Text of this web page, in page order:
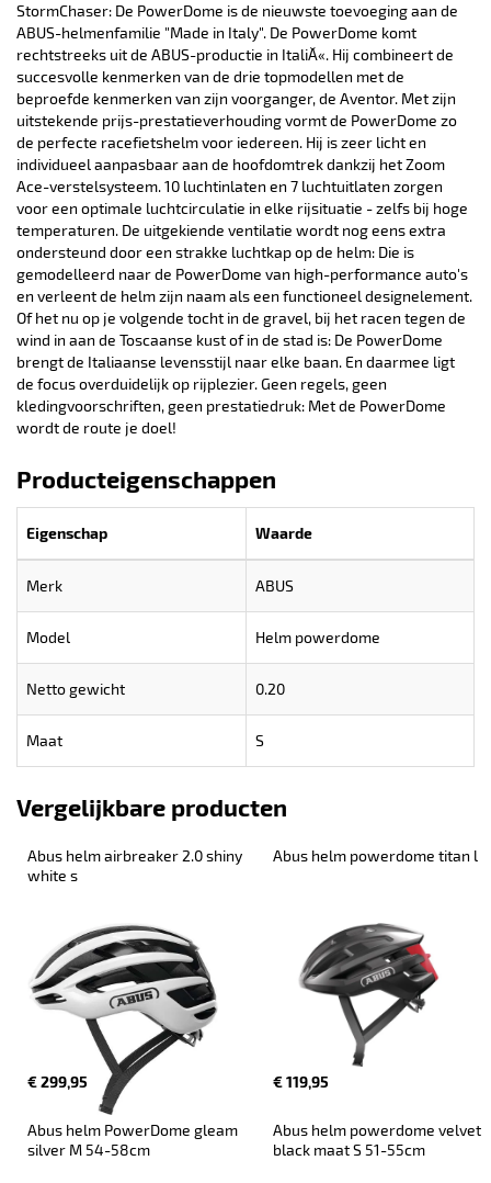
StormChaser: De PowerDome is de nieuwste toevoeging aan de
ABUS-helmenfamilie "Made in Italy". De PowerDome komt
rechtstreeks uit de ABUS-productie in ItaliĂ«. Hij combineert de
succesvolle kenmerken van de drie topmodellen met de
beproefde kenmerken van zijn voorganger, de Aventor. Met zijn
uitstekende prijs-prestatieverhouding vormt de PowerDome zo
de perfecte racefietshelm voor iedereen. Hij is zeer licht en
individueel aanpasbaar aan de hoofdomtrek dankzij het Zoom
Ace-verstelsysteem. 10 luchtinlaten en 7 luchtuitlaten zorgen
voor een optimale luchtcirculatie in elke rijsituatie - zelfs bij hoge
temperaturen. De uitgekiende ventilatie wordt nog eens extra
ondersteund door een strakke luchtkap op de helm: Die is
gemodelleerd naar de PowerDome van high-performance auto's
en verleent de helm zijn naam als een functioneel designelement.
Of het nu op je volgende tocht in de gravel, bij het racen tegen de
wind in aan de Toscaanse kust of in de stad is: De PowerDome
brengt de Italiaanse levensstijl naar elke baan. En daarmee ligt
de focus overduidelijk op rijplezier. Geen regels, geen
kledingvoorschriften, geen prestatiedruk: Met de PowerDome
wordt de route je doel!
Producteigenschappen
Eigenschap Waarde
Merk ABUS
Model Helm powerdome
Netto gewicht 0.20
Maat S
Vergelijkbare producten
Abus helm airbreaker 2.0 shiny
white s
€ 299,95
Abus helm powerdome titan l
€ 119,95
Abus helm PowerDome gleam
silver M 54-58cm
Abus helm powerdome velvet
black maat S 51-55cm